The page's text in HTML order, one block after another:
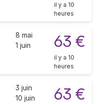
il y a 10
heures
8 mai
1 juin
63 €
il y a 10
heures
3 juin
10 juin
63 €